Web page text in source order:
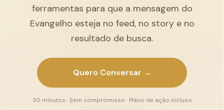
ferramentas para que a mensagem do
Evangelho esteja no feed, no story e no
resultado de busca.
Quero Conversar →
30 minutos · Sem compromisso · Plano de ação incluso